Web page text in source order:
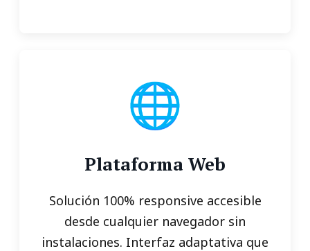
🌐
Plataforma Web
Solución 100% responsive accesible
desde cualquier navegador sin
instalaciones. Interfaz adaptativa que